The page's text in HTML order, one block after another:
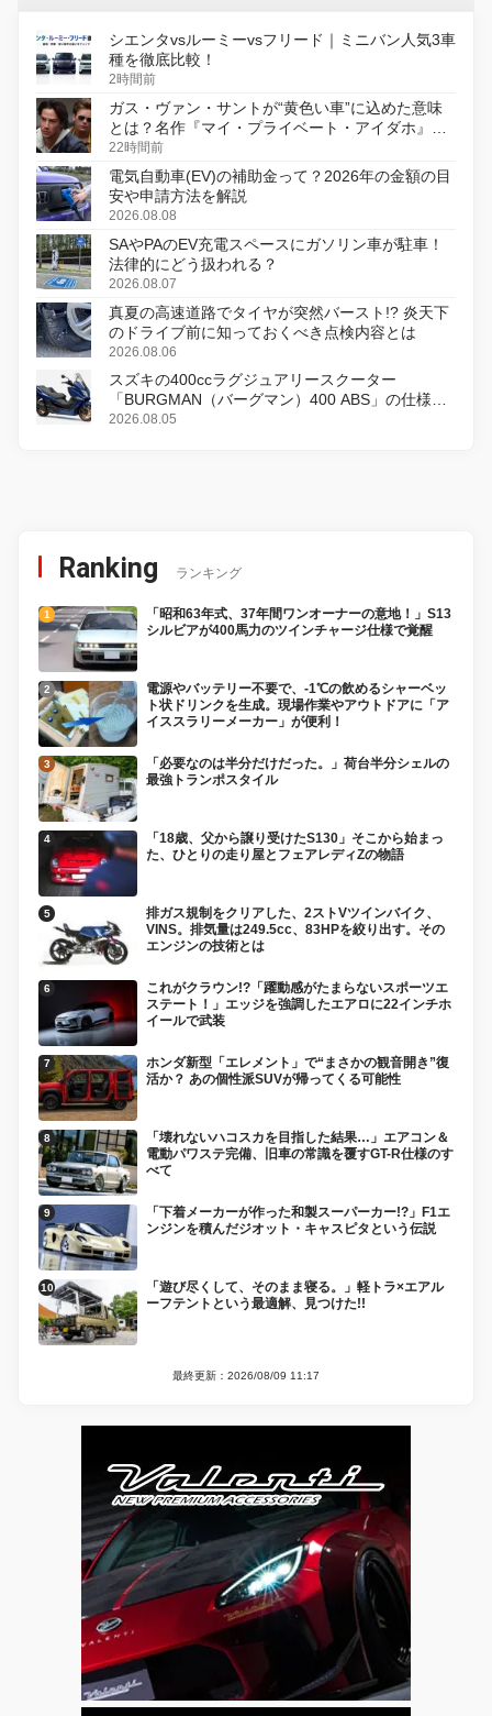
シエンタvsルーミーvsフリード｜ミニバン人気3車
種を徹底比較！
2時間前
ガス・ヴァン・サントが“黄色い車”に込めた意味
とは？名作『マイ・プライベート・アイダホ』が
初のデジタルリマスター版で復活
22時間前
電気自動車(EV)の補助金って？2026年の金額の目
安や申請方法を解説
2026.08.08
SAやPAのEV充電スペースにガソリン車が駐車！
法律的にどう扱われる？
2026.08.07
真夏の高速道路でタイヤが突然バースト!? 炎天下
のドライブ前に知っておくべき点検内容とは
2026.08.06
スズキの400ccラグジュアリースクーター
「BURGMAN（バーグマン）400 ABS」の仕様を
変更し、8月18日に発売
2026.08.05
Ranking ランキング
「昭和63年式、37年間ワンオーナーの意地！」S13
シルビアが400馬力のツインチャージ仕様で覚醒
電源やバッテリー不要で、-1℃の飲めるシャーベッ
ト状ドリンクを生成。現場作業やアウトドアに「ア
イススラリーメーカー」が便利！
「必要なのは半分だけだった。」荷台半分シェルの
最強トランポスタイル
「18歳、父から譲り受けたS130」そこから始まっ
た、ひとりの走り屋とフェアレディZの物語
排ガス規制をクリアした、2ストVツインバイク、
VINS。排気量は249.5cc、83HPを絞り出す。その
エンジンの技術とは
これがクラウン!?「躍動感がたまらないスポーツエ
ステート！」エッジを強調したエアロに22インチホ
イールで武装
ホンダ新型「エレメント」で“まさかの観音開き”復
活か？ あの個性派SUVが帰ってくる可能性
「壊れないハコスカを目指した結果…」エアコン＆
電動パワステ完備、旧車の常識を覆すGT-R仕様のす
べて
「下着メーカーが作った和製スーパーカー!?」F1エ
ンジンを積んだジオット・キャスピタという伝説
「遊び尽くして、そのまま寝る。」軽トラ×エアル
ーフテントという最適解、見つけた!!
最終更新：2026/08/09 11:17